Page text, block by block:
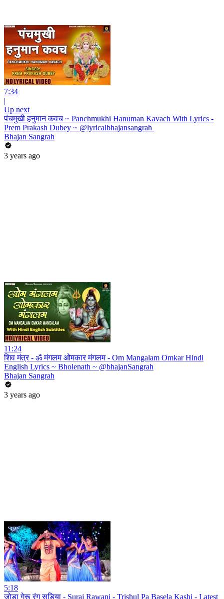
7:34
|
Up next
पंचमुखी हनुमान कवच ~ Panchmukhi Hanuman Kavach With Lyrics -
Prem Prakash Dubey ~ @lyricalbhajansangrah ​
Bhajan Sangrah
3 years ago
11:24
शिव मंत्र - ॐ मंगलम ओमकार मंगलम - Om Mangalam Omkar Hindi
English Lyrics ~ Bholenath ~ @bhajanSangrah
Bhajan Sangrah
3 years ago
5:18
जोड़ा गेरू रंग सड़िया - Suraj Rawani - Trishul Pa Basela Kashi - Latest